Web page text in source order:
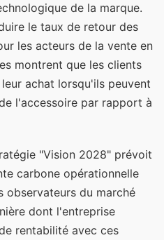
de la marque.
le taux de retour des
les acteurs de la vente en
montrent que les clients
achat lorsqu'ils peuvent
l'accessoire par rapport à
"Vision 2028" prévoit
carbone opérationnelle
observateurs du marché
dont l'entreprise
rentabilité avec ces